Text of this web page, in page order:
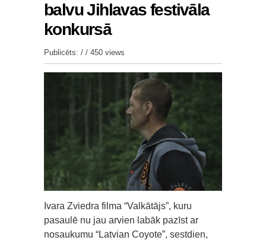
balvu Jihlavas festivāla
konkursā
Publicēts: / / 450 views
Ivara Zviedra filma “Valkātājs”, kuru
pasaulē nu jau arvien labāk pazīst ar
nosaukumu “Latvian Coyote”, sestdien,